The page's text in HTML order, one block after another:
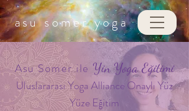
asu someryoga
Asu Somer ileYin Yoga Eğitimi
Uluslararası Yoga Alliance Onaylı Yüz
Yüze Eğitim